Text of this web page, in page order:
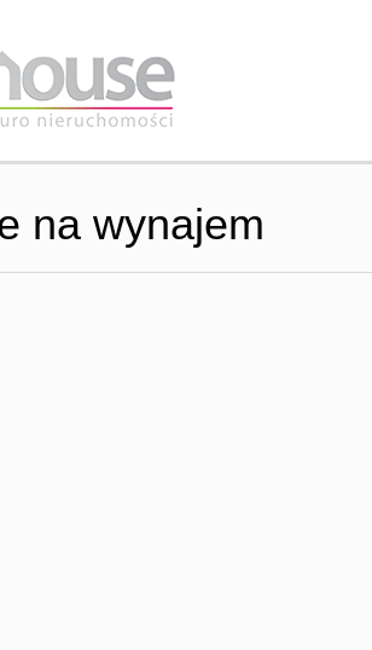
na wynajem